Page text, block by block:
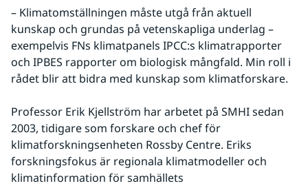
– Klimatomställningen måste utgå från aktuell
kunskap och grundas på vetenskapliga underlag –
exempelvis FNs klimatpanels IPCC:s klimatrapporter
och IPBES rapporter om biologisk mångfald. Min roll i
rådet blir att bidra med kunskap som klimatforskare.
Professor Erik Kjellström har arbetet på SMHI sedan
2003, tidigare som forskare och chef för
klimatforskningsenheten Rossby Centre. Eriks
forskningsfokus är regionala klimatmodeller och
klimatinformation för samhällets